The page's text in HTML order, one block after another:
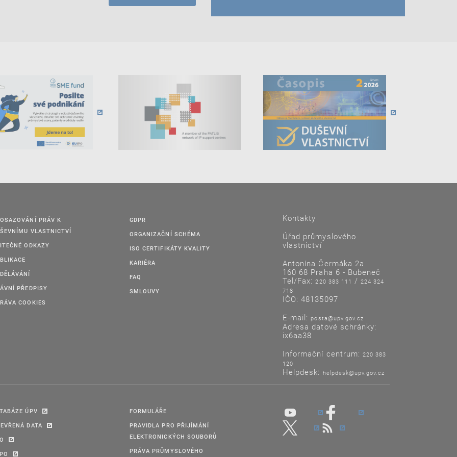
PRÁV K
VLASTNICTVÍ
ODKAZY
PŘEDPISY
COOKIES
GDPR
ORGANIZAČNÍ SCHÉMA
ISO CERTIFIKÁTY KVALITY
KARIÉRA
FAQ
SMLOUVY
Kontakty
Úřad průmyslového
vlastnictví
Antonína Čermáka 2a
160 68 Praha 6 - Bubeneč
Tel/Fax:220 383 111 /224 324
718
IČO: 48135097
E-mail: posta@upv.gov.cz
Adresa datové schránky:
ix6aa38
Informační centrum: 220 383
120
Helpdesk: helpdesk@upv.gov.cz
ÚPV
DATA
FORMULÁŘE
PRAVIDLA PRO PŘIJÍMÁNÍ
ELEKTRONICKÝCH SOUBORŮ
PRÁVA PRŮMYSLOVÉHO